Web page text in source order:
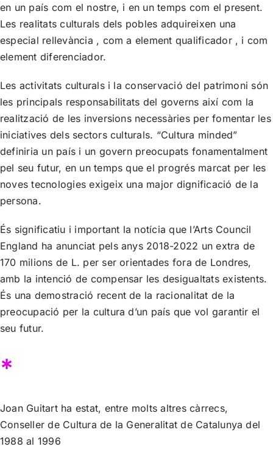
en un país com el nostre, i en un temps com el present.
Les realitats culturals dels pobles adquireixen una
especial rellevància , com a element qualificador , i com
element diferenciador.
Les activitats culturals i la conservació del patrimoni són
les principals responsabilitats del governs així com la
realització de les inversions necessàries per fomentar les
iniciatives dels sectors culturals. “Cultura minded”
definiria un país i un govern preocupats fonamentalment
pel seu futur, en un temps que el progrés marcat per les
noves tecnologies exigeix una major dignificació de la
persona.
És significatiu i important la notícia que l’Arts Council
England ha anunciat pels anys 2018-2022 un extra de
170 milions de L. per ser orientades fora de Londres,
amb la intenció de compensar les desigualtats existents.
És una demostració recent de la racionalitat de la
preocupació per la cultura d’un país que vol garantir el
seu futur.
*
Joan Guitart ha estat, entre molts altres càrrecs,
Conseller de Cultura de la Generalitat de Catalunya del
1988 al 1996